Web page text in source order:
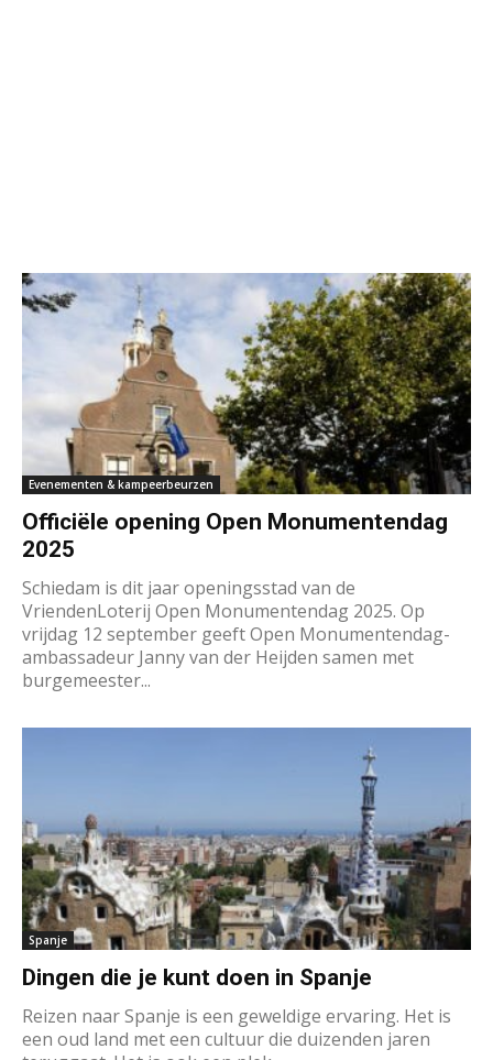
Evenementen & kampeerbeurzen
Officiële opening Open Monumentendag
2025
Schiedam is dit jaar openingsstad van de
VriendenLoterij Open Monumentendag 2025. Op
vrijdag 12 september geeft Open Monumentendag-
ambassadeur Janny van der Heijden samen met
burgemeester...
Spanje
Dingen die je kunt doen in Spanje
Reizen naar Spanje is een geweldige ervaring. Het is
een oud land met een cultuur die duizenden jaren